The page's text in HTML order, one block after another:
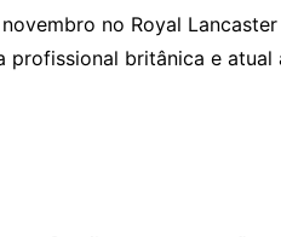
no Royal
britânica e